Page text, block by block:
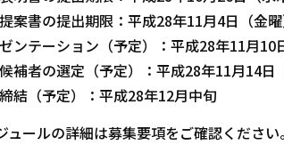
案書の提出期限：平成28年11月4日（金曜
ンテーション（予定）：平成28年11月10
補者の選定（予定）：平成28年11月14日
結（予定）：平成28年12月中旬
ールの詳細は募集要項をご確認ください。